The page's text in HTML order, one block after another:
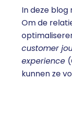
In deze
Om de
customer
experience
kunnen ze